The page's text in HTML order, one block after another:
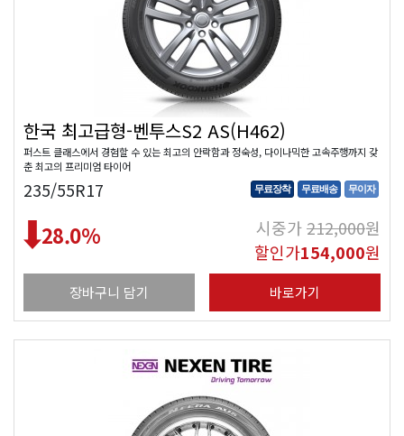
한국 최고급형-벤투스S2 AS(H462)
퍼스트 클래스에서 경험할 수 있는 최고의 안락함과 정숙성, 다이나믹한 고속주행까지 갖
춘 최고의 프리미엄 타이어
235/55R17 무료장착 무료배송 무이자
28.0% 시중가212,000원
할인가154,000원
장바구니 담기 바로가기